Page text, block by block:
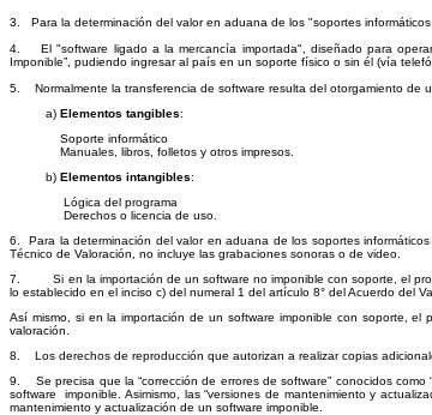
3. Para la determinación del valor en aduana de los "soportes
4. El "software ligado a la mercancía importada", diseñado para
Imponible”, pudiendo ingresar al país en un soporte físico o sin él (vía
5. Normalmente la transferencia de software resulta del otorgamiento de
a) Elementos tangibles:
Soporte informático
Manuales, libros, folletos y otros impresos.
b) Elementos intangibles:
Lógica del programa
Derechos o licencia de uso.
6. Para la determinación del valor en aduana de los soportes
Técnico de Valoración, no incluye las grabaciones sonoras o de video.
7. Si en la importación de un software no imponible con soporte, el
lo establecido en el inciso c) del numeral 1 del artículo 8° del Acuerdo del
Así mismo, si en la importación de un software imponible con soporte,
valoración.
8. Los derechos de reproducción que autorizan a realizar copias
9. Se precisa que la “corrección de errores de software” conocidos
software imponible. Asimismo, las “versiones de mantenimiento y
mantenimiento y actualización de un software imponible.